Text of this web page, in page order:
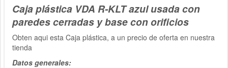
Caja plástica VDA R-KLT azul usada con
paredes cerradas y base con orificios
Obten aqui esta Caja plástica, a un precio de oferta en nuestra
tienda
Datos generales: